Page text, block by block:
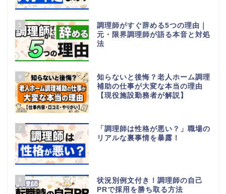
5
調理師がすぐ辞める5つの理由｜
元・限界調理師が語る本音と対処
法
6
知らないと後悔？老人ホーム調理
補助の仕事が大変な本当の理由
【現役施設勤務者が解説】
7
「調理師は性格が悪い？」職場の
リアルな裏事情を暴露！
8
状況別例文付き！調理師の自己
PRで採用を勝ち取る方法